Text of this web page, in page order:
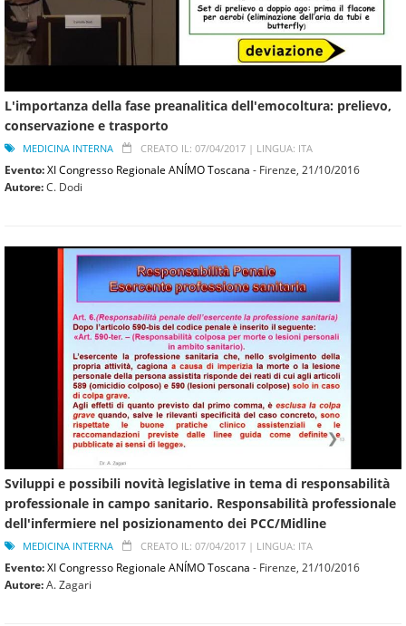
L'importanza della fase preanalitica dell'emocoltura: prelievo,
conservazione e trasporto
MEDICINA INTERNA CREATO IL: 07/04/2017 | LINGUA: ITA
Evento:XI Congresso Regionale ANÍMO Toscana - Firenze, 21/10/2016
Autore:C. Dodi
Sviluppi e possibili novità legislative in tema di responsabilità
professionale in campo sanitario. Responsabilità professionale
dell'infermiere nel posizionamento dei PCC/Midline
MEDICINA INTERNA CREATO IL: 07/04/2017 | LINGUA: ITA
Evento:XI Congresso Regionale ANÍMO Toscana - Firenze, 21/10/2016
Autore:A. Zagari